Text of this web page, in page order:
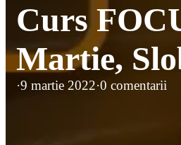
Curs
Martie,
·9 martie 2022·0 comentarii